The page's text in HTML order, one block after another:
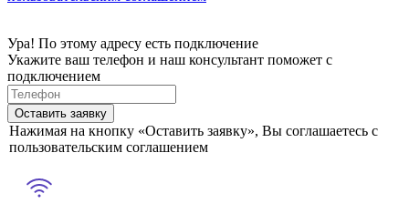
Ура! По этому адресу есть подключение
Укажите ваш телефон и наш консультант поможет с
подключением
Оставить заявку
Нажимая на кнопку «Оставить заявку», Вы соглашаетесь с
пользовательским соглашением